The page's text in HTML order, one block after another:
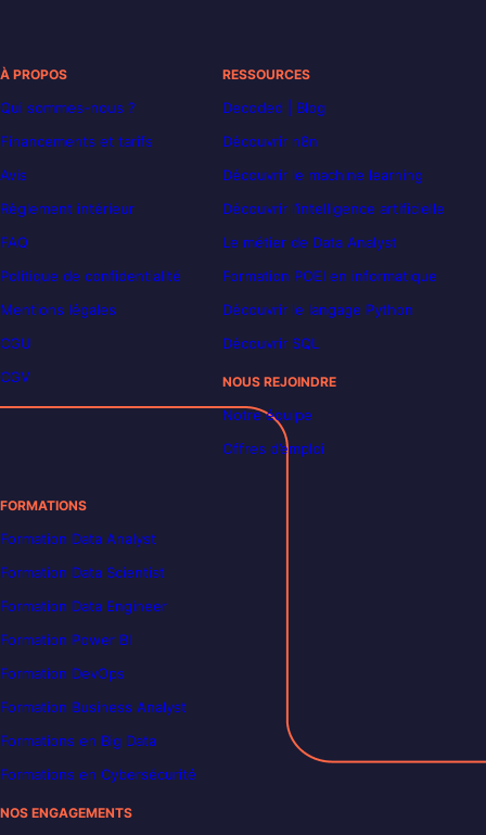
À PROPOS
Qui sommes-nous ?
Financements et tarifs
Avis
Règlement intérieur
FAQ
Politique de confidentialité
Mentions légales
CGU
CGV
RESSOURCES
Decoded | Blog
Découvrir n8n
Découvrir le machine learning
Découvrir l’intelligence artificielle
Le métier de Data Analyst
Formation POEI en informatique
Découvrir le langage Python
Découvrir SQL
NOUS REJOINDRE
Notre équipe
Offres d’emploi
FORMATIONS
Formation Data Analyst
Formation Data Scientist
Formation Data Engineer
Formation Power BI
Formation DevOps
Formation Business Analyst
Formations en Big Data
Formations en Cybersécurité
NOS ENGAGEMENTS